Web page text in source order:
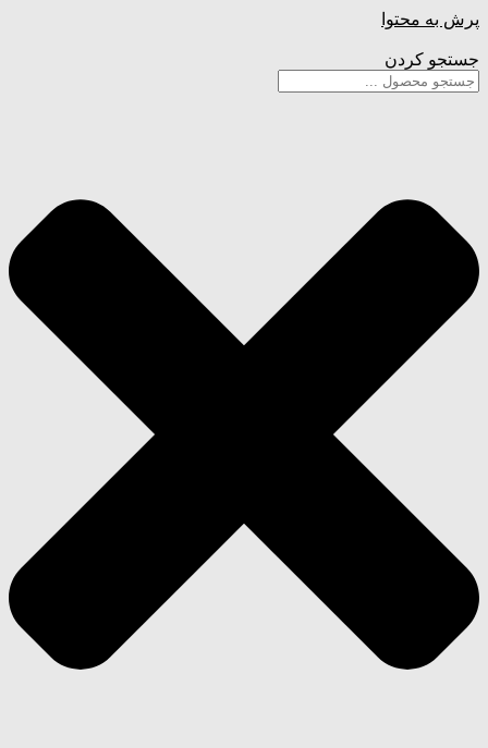
پرش به محتوا
جستجو کردن